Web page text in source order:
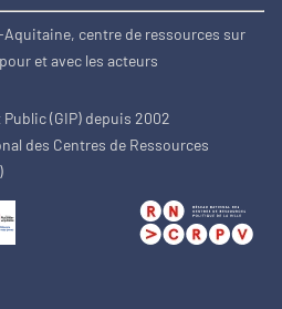
Aquitaine, centre de ressources sur
et avec les acteurs
(GIP) depuis 2002
des Centres de Ressources